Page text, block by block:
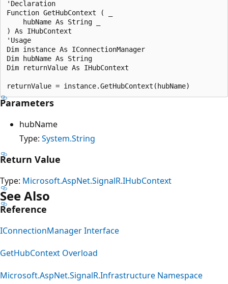
'Declaration
Function GetHubContext ( _
    hubName As String _
) As IHubContext
'Usage
Dim instance As IConnectionManager
Dim hubName As String
Dim returnValue As IHubContext
Parameters
hubName
Type: System.String
Return Value
Type: Microsoft.AspNet.SignalR.IHubContext
See Also
Reference
IConnectionManager Interface
GetHubContext Overload
Microsoft.AspNet.SignalR.Infrastructure Namespace